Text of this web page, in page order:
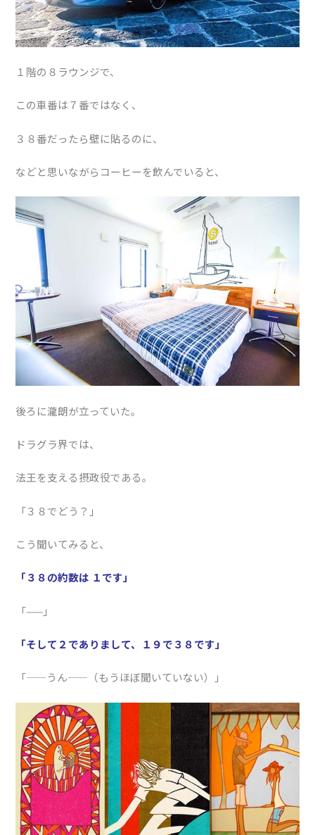
１階の８ラウンジで、
この車番は７番ではなく、
３８番だったら壁に貼るのに、
などと思いながらコーヒーを飲んでいると、
後ろに瀧朗が立っていた。
ドラグラ界では、
法王を支える摂政役である。
「３８でどう？」
こう聞いてみると、
「３８の約数は １です」
「——」
「そして２でありまして、１９で３８です」
「——うん——（もうほぼ聞いていない）」